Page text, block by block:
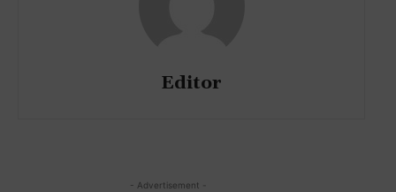
Editor
- Advertisement -